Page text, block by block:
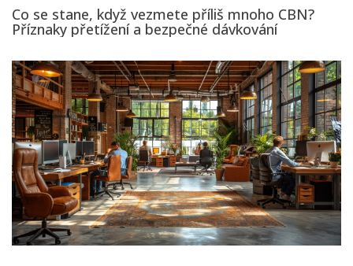
Co se stane, když vezmete příliš mnoho CBN?
Příznaky přetížení a bezpečné dávkování